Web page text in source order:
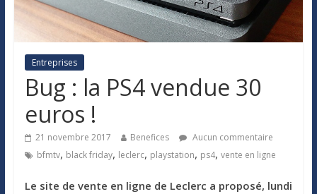
Entreprises
Bug : la PS4 vendue 30
euros !
21 novembre 2017 Benefices
Aucun commentaire
bfmtv, black friday, leclerc, playstation, ps4, vente en ligne
Le site de vente en ligne de Leclerc a proposé, lundi